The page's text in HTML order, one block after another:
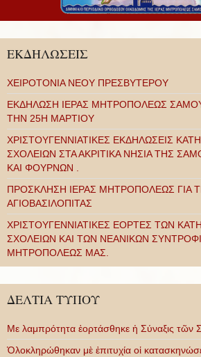
ΕΚΔΗΛΩΣΕΙΣ
ΧΕΙΡΟΤΟΝΙΑ ΝΕΟΥ ΠΡΕΣΒΥΤΕΡΟΥ
ΕΚΔΗΛΩΣΗ ΙΕΡΑΣ ΜΗΤΡΟΠΟΛΕΩΣ ΣΑΜΟΥ
ΤΗΝ 25Η ΜΑΡΤΙΟΥ
ΧΡΙΣΤΟΥΓΕΝΝΙΑΤΙΚΕΣ ΕΚΔΗΛΩΣΕΙΣ
ΣΧΟΛΕΙΩΝ ΣΤΑ ΑΚΡΙΤΙΚΑ ΝΗΣΙΑ ΤΗΣ
ΚΑΙ ΦΟΥΡΝΩΝ .
ΠΡΟΣΚΛΗΣΗ ΙΕΡΑΣ ΜΗΤΡΟΠΟΛΕΩΣ ΓΙΑ
ΑΓΙΟΒΑΣΙΛΟΠΙΤΑΣ
ΧΡΙΣΤΟΥΓΕΝΝΙΑΤΙΚΕΣ ΕΟΡΤΕΣ ΤΩΝ
ΣΧΟΛΕΙΩΝ ΚΑΙ ΤΩΝ ΝΕΑΝΙΚΩΝ
ΜΗΤΡΟΠΟΛΕΩΣ ΜΑΣ.
ΔΕΛΤΙΑ ΤΥΠΟΥ
Με λαμπρότητα ἑορτάσθηκε ἡ Σύναξις τῶν
Ὁλοκληρώθηκαν μὲ ἐπιτυχία οἱ